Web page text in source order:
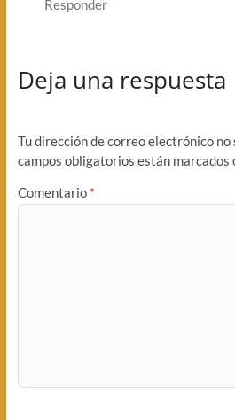
Responder
Deja una respuesta
Tu dirección de correo electrónico no
campos obligatorios están marcados
Comentario *